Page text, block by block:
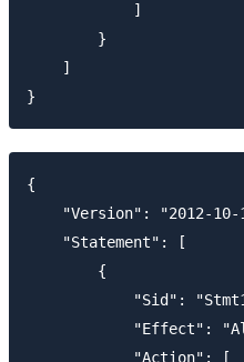
            ]
        }
    ]
{
"Version": "2012-10-
    "Statement": [
        {
"Sid":
"Effect":
            "Action": [